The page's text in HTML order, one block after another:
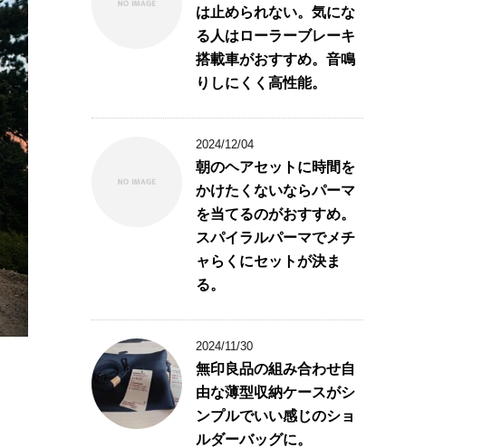
は止められない。気にな
る人はローラーブレーキ
搭載車がおすすめ。音鳴
りしにくく高性能。
2024/12/04
朝のヘアセットに時間を
かけたくないならパーマ
を当てるのがおすすめ。
スパイラルパーマでメチ
ャらくにセットが決ま
る。
2024/11/30
無印良品の組み合わせ自
由な薄型収納ケースがシ
ンプルでいい感じのショ
ルダーバッグに。